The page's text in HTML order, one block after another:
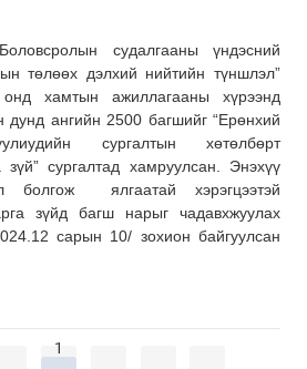
судалгааны үндэсний
төлөөх дэлхий нийтийн түншлэл”
хамтын ажиллагааны хүрээнд
дунд ангийн 2500 багшийг “Ерөнхий
сургалтын хөтөлбөрт
зүй” сургалтад хамруулсан. Энэхүү
болгож ялгаатай хэрэгцээтэй
зүйд багш нарыг чадавхжуулах
сарын 10/ зохион байгуулсан
1